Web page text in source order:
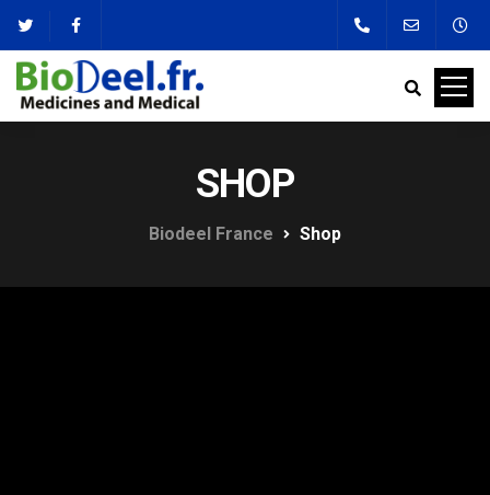
SHOP
Biodeel France Shop